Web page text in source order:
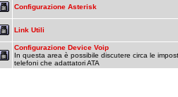
Configurazione Asterisk
Link Utili
Configurazione Device Voip
In questa area è possibile discutere circa le
telefoni che adattatori ATA